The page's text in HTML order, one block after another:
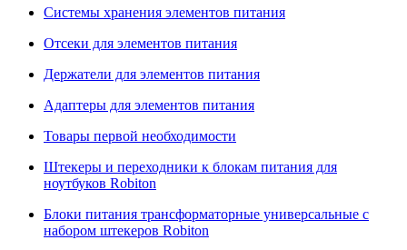
Системы хранения элементов питания
Отсеки для элементов питания
Держатели для элементов питания
Адаптеры для элементов питания
Товары первой необходимости
Штекеры и переходники к блокам питания для
ноутбуков Robiton
Блоки питания трансформаторные универсальные с
набором штекеров Robiton